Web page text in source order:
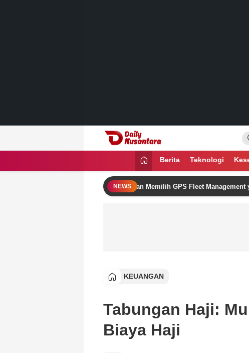
Daily Nusantara
Menyajikan Fakta, Menginspirasi Bangsa
Berita Teknologi
NEWS
Omzet Bisnis Logistik dengan Memilih GPS Fleet Management yang
KEUANGAN
Tabungan Haji:
Biaya Haji